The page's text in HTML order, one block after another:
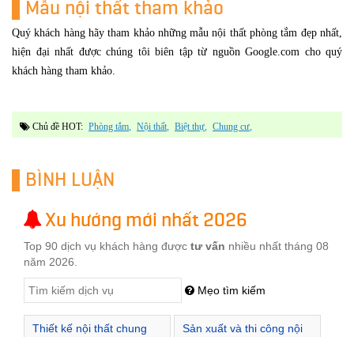
Mẫu nội thất tham khảo
Quý khách hàng hãy tham khảo những mẫu nội thất phòng tắm đẹp nhất,
hiện đại nhất được chúng tôi biên tập từ nguồn Google.com cho quý
khách hàng tham khảo.
Chủ đề HOT: Phòng tắm Nội thất Biệt thự Chung cư
BÌNH LUẬN
Xu hướng mới nhất 2026
Top 90 dịch vụ khách hàng được tư vấn nhiều nhất tháng 08
năm 2026.
Mẹo tìm kiếm
Thiết kế nội thất chung
Sản xuất và thi công nội